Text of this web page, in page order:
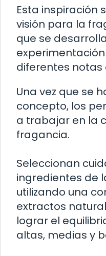
Esta inspiración
visión para la
que se
diferentes notas
Una vez que se
concepto, los
a trabajar en la
fragancia.
Seleccionan
ingredientes de
utilizando una
extractos
lograr el
altas, medias y